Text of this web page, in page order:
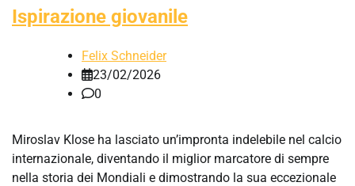
Ispirazione giovanile
Felix Schneider
23/02/2026
0
Miroslav Klose ha lasciato un’impronta indelebile nel calcio
internazionale, diventando il miglior marcatore di sempre
nella storia dei Mondiali e dimostrando la sua eccezionale